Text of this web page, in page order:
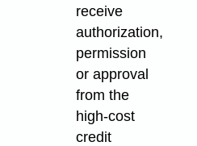
receive
authorization,
permission
or approval
from the
high-cost
credit